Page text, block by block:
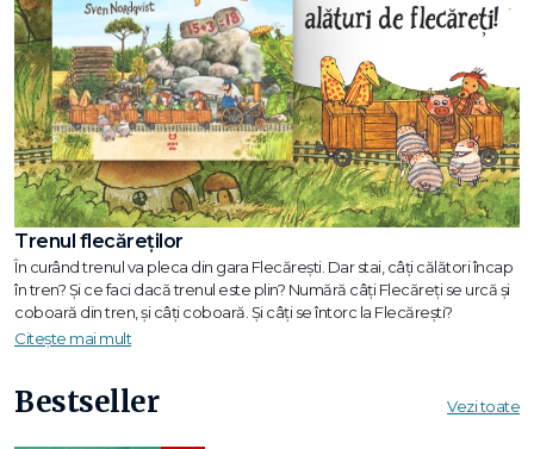
Trenul flecăreților
În curând trenul va pleca din gara Flecărești. Dar stai, câți călători încap
în tren? Și ce faci dacă trenul este plin? Numără câți Flecăreți se urcă și
coboară din tren, și câți coboară. Și câți se întorc la Flecărești?
Citește mai mult
Bestseller Vezi toate